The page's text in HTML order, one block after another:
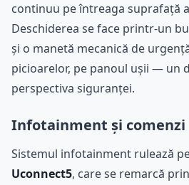
continuu pe întreaga suprafață
Deschiderea se face printr-un
și o manetă mecanică de
picioarelor, pe panoul ușii — un
perspectiva siguranței.
Infotainment și comenzi
Sistemul infotainment rulează
Uconnect5, care se remarcă